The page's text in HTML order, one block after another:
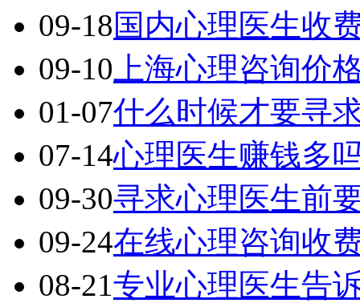
09-18国内心理医生收
09-10 上海心理咨询价
01-07什么时候才要寻
07-14心理医生赚钱多
09-30寻求心理医生前
09-24在线心理咨询收
08-21专业心理医生告